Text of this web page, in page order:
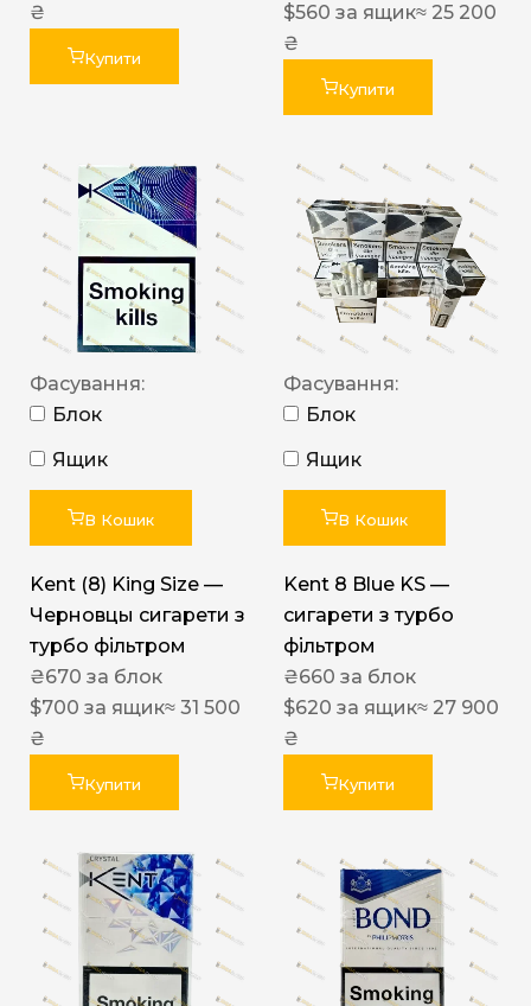
₴
Купити
$560 за ящик≈ 25 200
₴
Купити
Фасування:
Блок
Ящик
В Кошик
Kent (8) King Size —
Черновцы сигарети з
турбо фільтром
₴670 за блок
$700 за ящик≈ 31 500
₴
Купити
Фасування:
Блок
Ящик
В Кошик
Kent 8 Blue KS —
сигарети з турбо
фільтром
₴660 за блок
$620 за ящик≈ 27 900
₴
Купити